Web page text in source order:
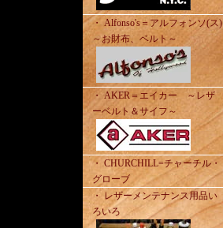
・ Alfonso's＝アルフォンソ(ス)
～お財布、ベルト～
・ AKER＝エイカー ～レザ
ーベルト＆サイフ～
・ CHURCHILL=チャーチル・
グローブ
・ レザーメンテナンス用品い
ろいろ